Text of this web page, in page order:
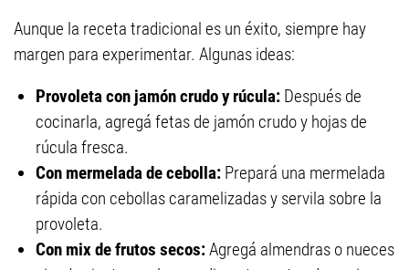
Aunque la receta tradicional es un éxito, siempre hay
margen para experimentar. Algunas ideas:
Provoleta con jamón crudo y rúcula: Después de
cocinarla, agregá fetas de jamón crudo y hojas de
rúcula fresca.
Con mermelada de cebolla: Prepará una mermelada
rápida con cebollas caramelizadas y servila sobre la
provoleta.
Con mix de frutos secos:Agregá almendras o nueces